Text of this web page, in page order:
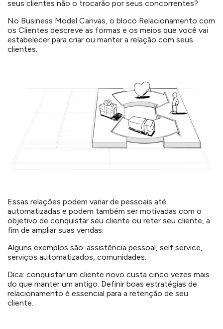
seus clientes não o trocarão por seus concorrentes?
No Business Model Canvas, o bloco Relacionamento com
os Clientes descreve as formas e os meios que você vai
estabelecer para criar ou manter a relação com seus
clientes.
Essas relações podem variar de pessoais até
automatizadas e podem também ser motivadas com o
objetivo de conquistar seu cliente ou reter seu cliente, a
fim de ampliar suas vendas.
Alguns exemplos são: assistência pessoal, self service,
serviços automatizados, comunidades.
Dica: conquistar um cliente novo custa cinco vezes mais
do que manter um antigo. Definir boas estratégias de
relacionamento é essencial para a retenção de seu
cliente.